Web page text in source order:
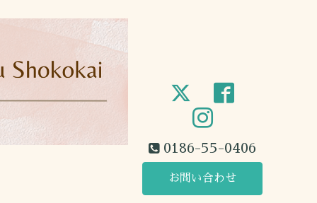
0186-55-0406
お問い合わせ